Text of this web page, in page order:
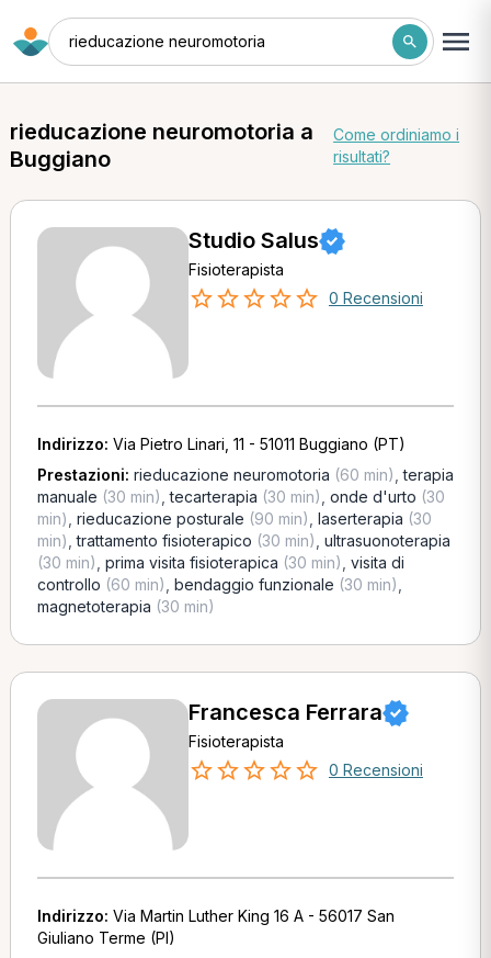
rieducazione neuromotoria
rieducazione neuromotoria a
Buggiano
Come ordiniamo i
risultati?
Studio Salus
Fisioterapista
0 Recensioni
Indirizzo: Via Pietro Linari, 11 - 51011 Buggiano (PT)
Prestazioni: rieducazione neuromotoria (60 min) ,terapia
manuale (30 min) ,tecarterapia (30 min) onde d'urto (30
min) rieducazione posturale (90 min) laserterapia (30
min) ,trattamento fisioterapico (30 min) ultrasuonoterapia
(30 min) prima visita fisioterapica (30 min) visita di
controllo (60 min) bendaggio funzionale (30 min)
magnetoterapia (30 min)
Francesca Ferrara
Fisioterapista
0 Recensioni
Indirizzo: Via Martin Luther King 16 A - 56017 San
Giuliano Terme (PI)